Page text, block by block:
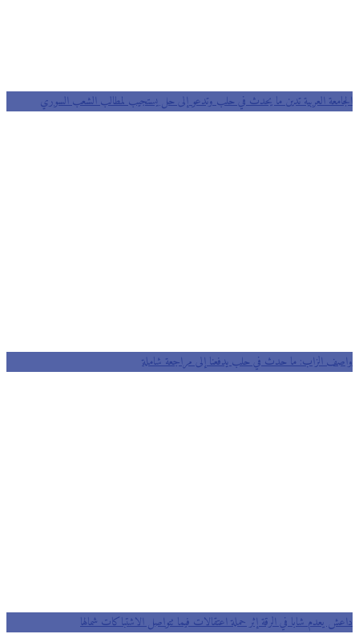
الجامعة العربية تدين ما يحدث في حلب وتدعو إلى حل يستجيب لمطالب الشعب السوري
واصف الزاب: ما حدث في حلب يدفعنا إلى مراجعة شاملة
داعش يعدم شابا في الرقة إثر حملة اعتقالات فيما تتواصل الاشتباكات شمالها